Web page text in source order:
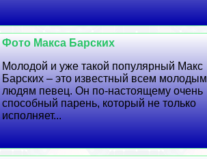
Фото Макса Барских
Молодой и уже такой популярный Макс
Барских – это известный всем молодым
людям певец. Он по-настоящему очень
способный парень, который не только
исполняет...